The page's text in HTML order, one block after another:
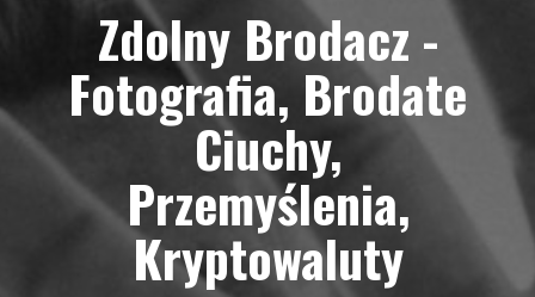
Zdolny Brodacz -
Fotografia, Brodate
Ciuchy,
Przemyślenia,
Kryptowaluty